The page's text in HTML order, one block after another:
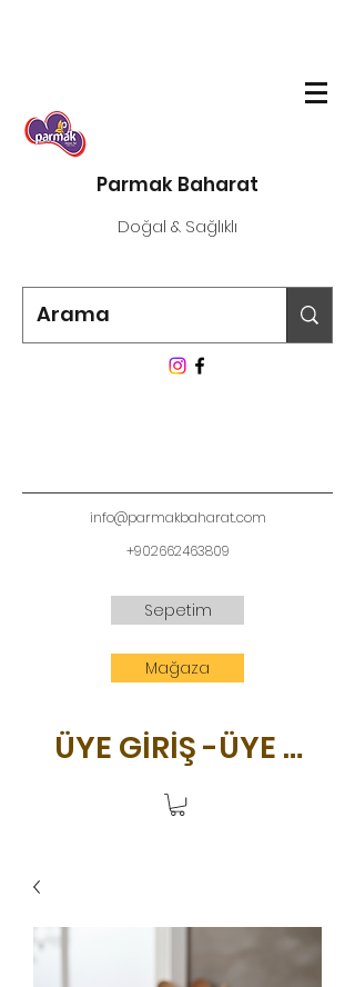
Parmak Baharat
Doğal & Sağlıklı
info@parmakbaharat.com
+902662463809
Sepetim
Mağaza
ÜYE GİRİŞ -ÜYE OL